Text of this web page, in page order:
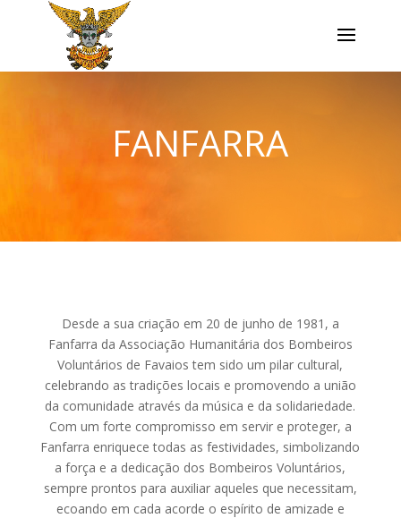
FANFARRA
Desde a sua criação em 20 de junho de 1981, a
Fanfarra da Associação Humanitária dos Bombeiros
Voluntários de Favaios tem sido um pilar cultural,
celebrando as tradições locais e promovendo a união
da comunidade através da música e da solidariedade.
Com um forte compromisso em servir e proteger, a
Fanfarra enriquece todas as festividades, simbolizando
a força e a dedicação dos Bombeiros Voluntários,
sempre prontos para auxiliar aqueles que necessitam,
ecoando em cada acorde o espírito de amizade e